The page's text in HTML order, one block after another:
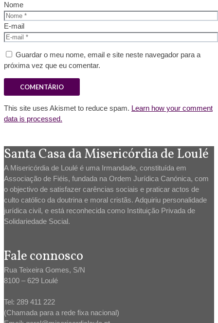
Nome
E-mail
Guardar o meu nome, email e site neste navegador para a
próxima vez que eu comentar.
This site uses Akismet to reduce spam. Learn how your comment
data is processed.
Santa Casa da Misericórdia de Loulé
A Misericórdia de Loulé é uma Irmandade, constituída em
Associação de Fiéis, fundada na Ordem Jurídica Canónica, com
o objectivo de satisfazer carências sociais e praticar actos de
culto católico da doutrina e moral cristãs. Adquiriu personalidade
jurídica civil, e está reconhecida como Instituição Privada de
Solidariedade Social.
Fale connosco
Rua Teixeira Gomes, S/N
8100 – 629 Loulé
Tel: 289 411 222
(Chamada para a rede fixa nacional)